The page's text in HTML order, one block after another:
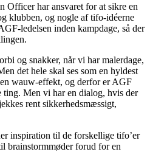
Officer har ansvaret for at sikre en
klubben, og nogle af tifo-idéerne
ledelsen inden kampdage, så der
og snakker, når vi har malerdage,
det hele skal ses som en hyldest
wauw-effekt, og derfor er AGF
Men vi har en dialog, hvis der
rent sikkerhedsmæssigt,
inspiration til de forskellige tifo’er
brainstormmøder forud for en